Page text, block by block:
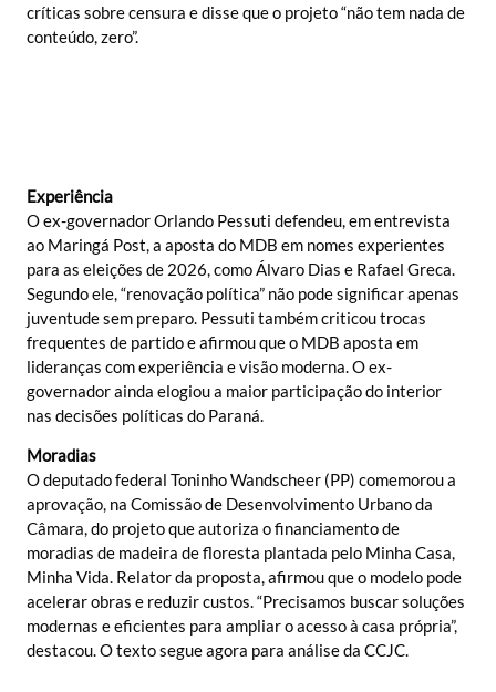
críticas sobre censura e disse que o projeto “não tem nada de
conteúdo, zero”.
Experiência
O ex-governador Orlando Pessuti defendeu, em entrevista
ao Maringá Post, a aposta do MDB em nomes experientes
para as eleições de 2026, como Álvaro Dias e Rafael Greca.
Segundo ele, “renovação política” não pode significar apenas
juventude sem preparo. Pessuti também criticou trocas
frequentes de partido e afirmou que o MDB aposta em
lideranças com experiência e visão moderna. O ex-
governador ainda elogiou a maior participação do interior
nas decisões políticas do Paraná.
Moradias
O deputado federal Toninho Wandscheer (PP) comemorou a
aprovação, na Comissão de Desenvolvimento Urbano da
Câmara, do projeto que autoriza o financiamento de
moradias de madeira de floresta plantada pelo Minha Casa,
Minha Vida. Relator da proposta, afirmou que o modelo pode
acelerar obras e reduzir custos. “Precisamos buscar soluções
modernas e eficientes para ampliar o acesso à casa própria”,
destacou. O texto segue agora para análise da CCJC.